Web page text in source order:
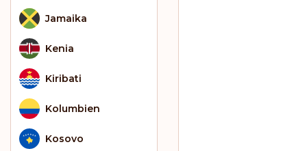
Jamaika
Kenia
Kiribati
Kolumbien
Kosovo